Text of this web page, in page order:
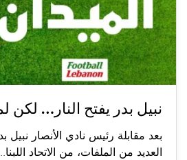
نبيل بدر يفتح النار… لكن
بعد مقابلة رئيس نادي الأنصار نبيل
العديد من الملفات، من الاتحاد